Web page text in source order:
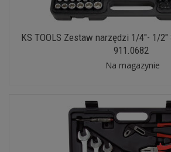
KS TOOLS Zestaw narzędzi 1/4"- 1/2"
911.0682
Na magazynie